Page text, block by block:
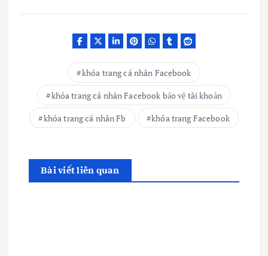
khóa trang cá nhân Facebook
khóa trang cá nhân Facebook bảo vệ tài khoản
khóa trang cá nhân Fb
khóa trang Facebook
Bài viết liên quan